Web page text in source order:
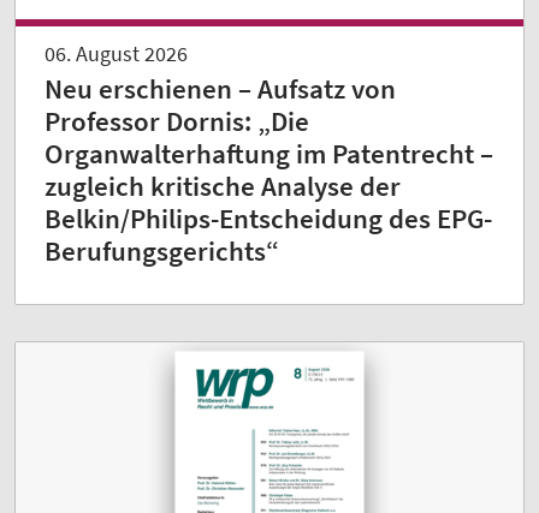
06. August 2026
Neu erschienen – Aufsatz von
Professor Dornis: „Die
Organwalterhaftung im Patentrecht –
zugleich kritische Analyse der
Belkin/Philips-Entscheidung des EPG-
Berufungsgerichts“